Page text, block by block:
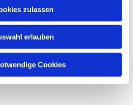
zulassen
erlauben
Cookies